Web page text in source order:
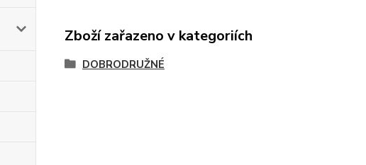
Zboží zařazeno v kategoriích
DOBRODRUŽNÉ